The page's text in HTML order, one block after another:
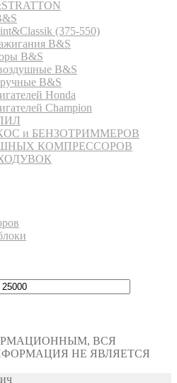
(375-550)
B&S
B&S
B&S
B&S
Honda
Champion
и БЕНЗОТРИММЕРОВ
КОМПРЕССОРОВ
ВСЯ
НЕ ЯВЛЯЕТСЯ